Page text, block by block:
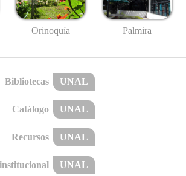
Orinoquía Palmira
Bibliotecas UNAL
Catálogo UNAL
Recursos UNAL
UNAL